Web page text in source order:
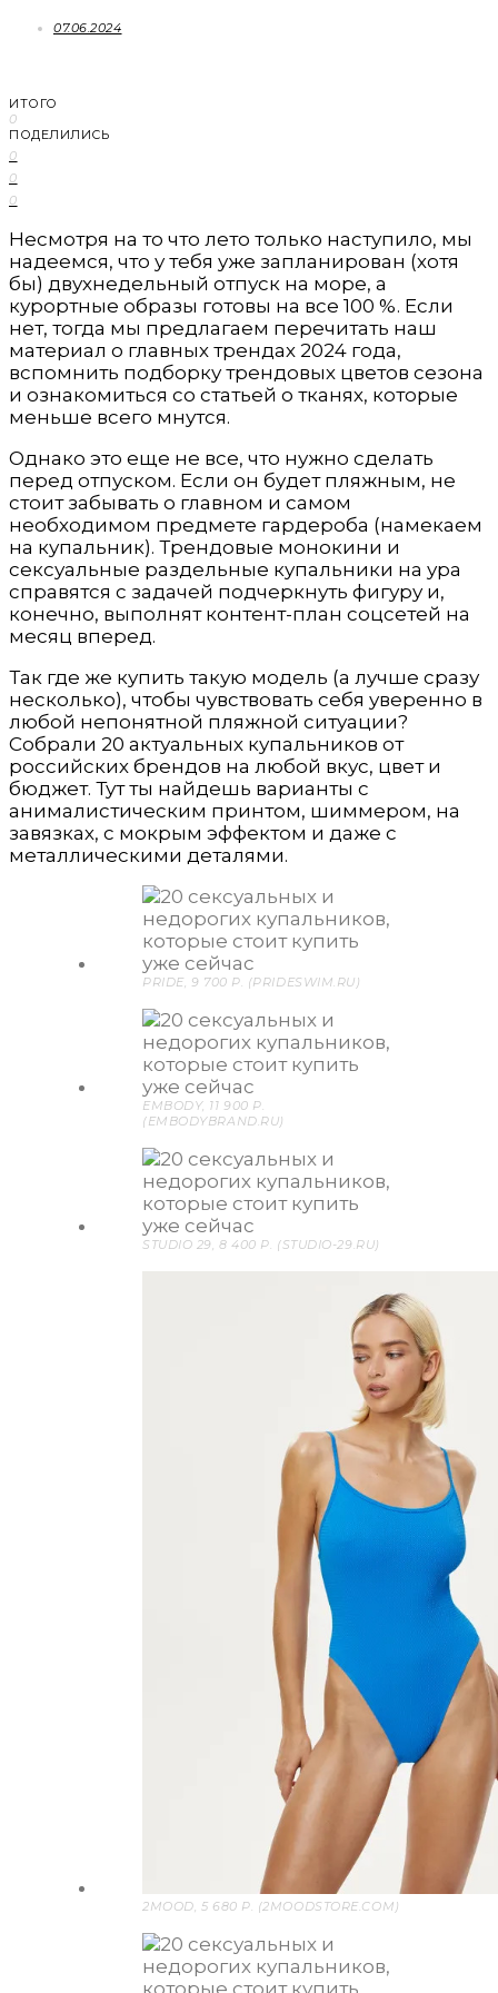
07.06.2024
ИТОГО
0
ПОДЕЛИЛИСЬ
0
0
0
Несмотря на то что лето только наступило, мы
надеемся, что у тебя уже запланирован (хотя
бы) двухнедельный отпуск на море, а
курортные образы готовы на все 100 %. Если
нет, тогда мы предлагаем перечитать наш
материал о главных трендах 2024 года,
вспомнить подборку трендовых цветов сезона
и ознакомиться со статьей о тканях, которые
меньше всего мнутся.
Однако это еще не все, что нужно сделать
перед отпуском. Если он будет пляжным, не
стоит забывать о главном и самом
необходимом предмете гардероба (намекаем
на купальник). Трендовые монокини и
сексуальные раздельные купальники на ура
справятся с задачей подчеркнуть фигуру и,
конечно, выполнят контент-план соцсетей на
месяц вперед.
Так где же купить такую модель (а лучше сразу
несколько), чтобы чувствовать себя уверенно в
любой непонятной пляжной ситуации?
Собрали 20 актуальных купальников от
российских брендов на любой вкус, цвет и
бюджет. Тут ты найдешь варианты с
анималистическим принтом, шиммером, на
завязках, с мокрым эффектом и даже с
металлическими деталями.
PRIDE, 9 700 P. (PRIDESWIM.RU)
EMBODY, 11 900 P.
(EMBODYBRAND.RU)
STUDIO 29, 8 400 P. (STUDIO-29.RU)
2MOOD, 5 680 P. (2MOODSTORE.COM)